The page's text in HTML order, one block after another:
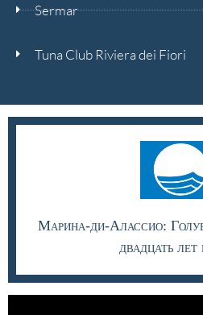
Sermar
Tuna Club Riviera dei Fiori
Марина-ди-Алассио:
двадцать лет